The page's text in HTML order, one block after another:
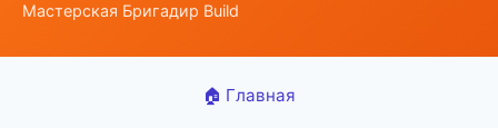
Мастерская Бригадир Build
🏠 Главная